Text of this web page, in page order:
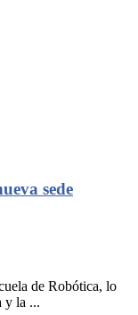
sede
de Robótica, lo
y la ...